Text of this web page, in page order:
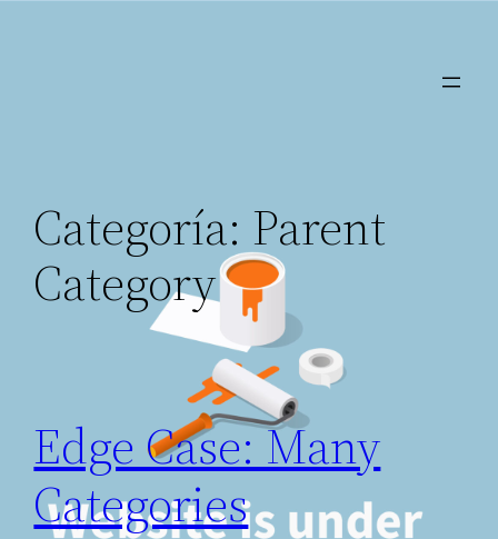
Categoría: Parent
Category
Edge Case: Many
Categories